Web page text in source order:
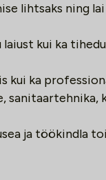
lihtsaks ning
kui ka
kui ka
ja töökindla